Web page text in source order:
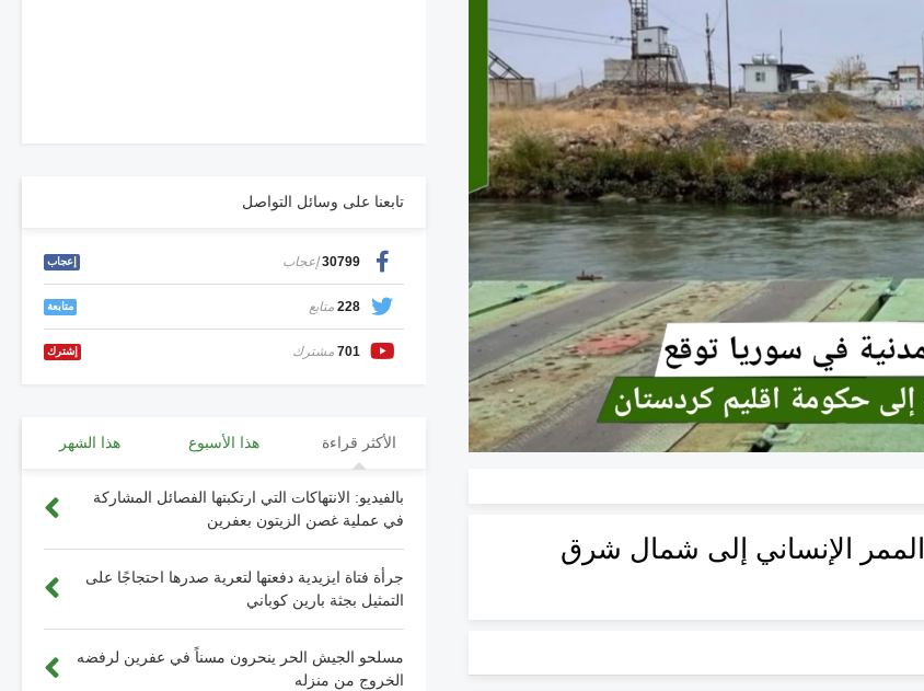
الممر الإنساني إلى شمال شرق
تابعنا على وسائل التواصل
30799 إعجاب إعجاب
228 متابع متابعة
701 مشترك إشترك
الأكثر قراءة هذا الأسبوع هذا الشهر
بالفيديو: الانتهاكات التي ارتكبتها الفصائل المشاركة
في عملية غصن الزيتون بعفرين
جرأة فتاة ايزيدية دفعتها لتعرية صدرها احتجاجًا على
التمثيل بجثة بارين كوباني
مسلحو الجيش الحر ينحرون مسناً في عفرين لرفضه
الخروج من منزله